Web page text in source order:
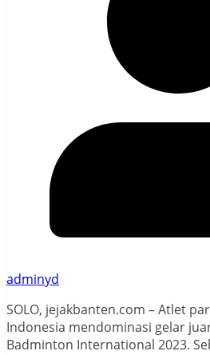
adminyd
SOLO, jejakbanten.com – Atlet
Indonesia mendominasi gelar
Badminton International 2023.